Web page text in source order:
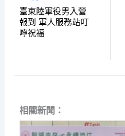
臺東陸軍役男入營
報到 軍人服務站叮
嚀祝福
相關新聞：